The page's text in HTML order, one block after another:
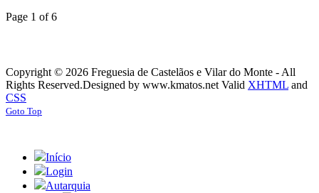
Page 1 of 6
Copyright © 2026 Freguesia de Castelãos e Vilar do Monte - All
Rights Reserved.Designed by www.kmatos.net Valid XHTML and
CSS
Goto Top
Início
Login
Autarquia